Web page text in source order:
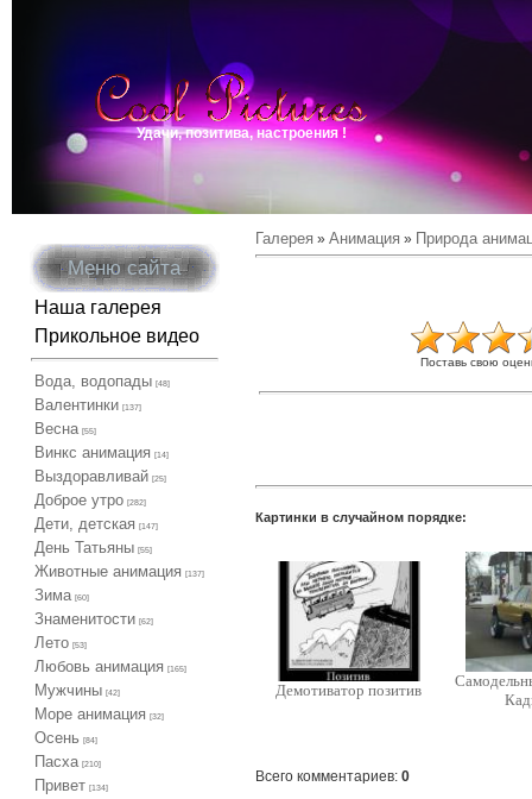
Удачи, позитива, настроения !
Меню сайта
Наша галерея
Прикольное видео
Вода, водопады [48]
Валентинки [137]
Весна [55]
Винкс анимация [14]
Выздоравливай [25]
Доброе утро [282]
Дети, детская [147]
День Татьяны [55]
Животные анимация [137]
Зима [60]
Знаменитости [62]
Лето [53]
Любовь анимация [165]
Мужчины [42]
Море анимация [32]
Осень [84]
Пасха [210]
Привет [134]
Галерея » Анимация » Природа
Поставь свою
Картинки в случайном порядке:
Демотиватор позитив
Всего комментариев: 0